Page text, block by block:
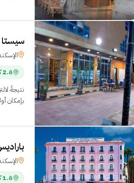
سيستا
2.8 كم من وسط الإسكندرية
بإمكان
1.8 كم من وسط الإسكندرية